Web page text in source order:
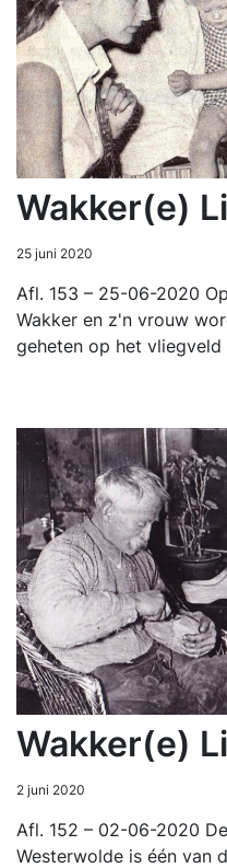
Wakker(e)
25 juni 2020
Afl. 153 – 25-06-2020
Wakker en z'n vrouw
geheten op het
Wakker(e)
2 juni 2020
Afl. 152 – 02-06-2020
Westerwolde is één van